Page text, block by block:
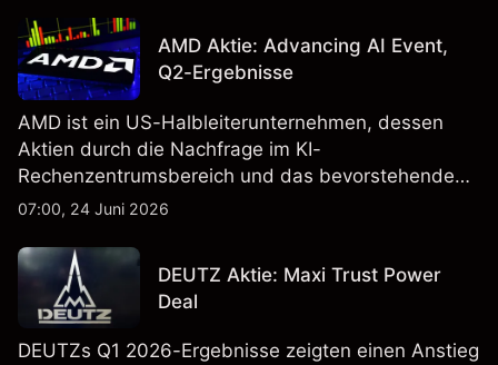
AMD Aktie: Advancing AI Event,
Q2-Ergebnisse
AMD ist ein US-Halbleiterunternehmen, dessen
Aktien durch die Nachfrage im KI-
Rechenzentrumsbereich und das bevorstehende
„Advancing AI 2026"-Event im Juli Aufmerksamkeit
Vergangenheit ist kein verlässlicher Indikator für
zukünftige Ergebnisse.
07:00, 24 Juni 2026
DEUTZ Aktie: Maxi Trust Power
Deal
DEUTZs Q1 2026-Ergebnisse zeigten einen Anstieg